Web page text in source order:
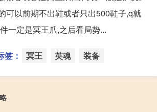
可以前期不出鞋或者只出500鞋子,q就
一定是冥王爪,之后看局势...
签： 冥王 英魂 装备